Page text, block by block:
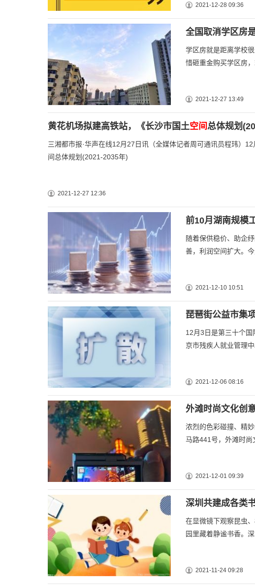
2021-12-28 09:36
全国取消学区房
学区房就是距离学校
惜砸重金购买学区房
2021-12-27 13:49
黄花机场拟建高铁站，《长沙市国土空间总体规划
三湘都市报·华声在线12月27日讯（全媒体记者周可通讯员程玮）
间总体规划(2021-2035年)
2021-12-27 12:36
前10月湖南规模
随着保供稳价、助企
善，利润空间扩大。
2021-12-10 10:51
琵琶街公益市集
12月3日是第三十个
京市残疾人就业管理
2021-12-06 08:16
外滩时尚文化创
浓烈的色彩碰撞、精
马路441号，外滩时
2021-12-01 09:39
深圳共建成各类
在显微镜下观察昆虫
园里藏着静谧书香。
2021-11-24 09:28